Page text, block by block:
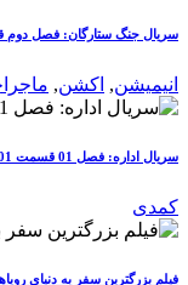
سریال جنگ ستارگان: فصل دوم
انیمیشن, اکشن,
سریال اداره: فصل 01 قسمت 01 - دانلود و معرفی
کمدی
فیلم بزرگترین سفر به دنیای